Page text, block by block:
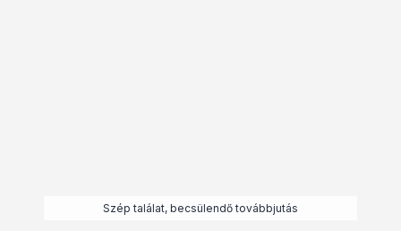
Szép találat, becsülendő továbbjutás